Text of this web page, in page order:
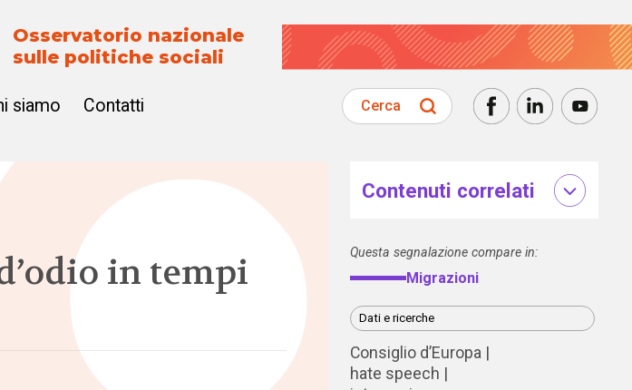
Osservatorio nazionale
sulle politiche sociali
siamo Contatti Cerca
in tempi
Contenuti correlati
Questa segnalazione compare in:
Migrazioni
Dati e ricerche
Consiglio d’Europa
hate speech